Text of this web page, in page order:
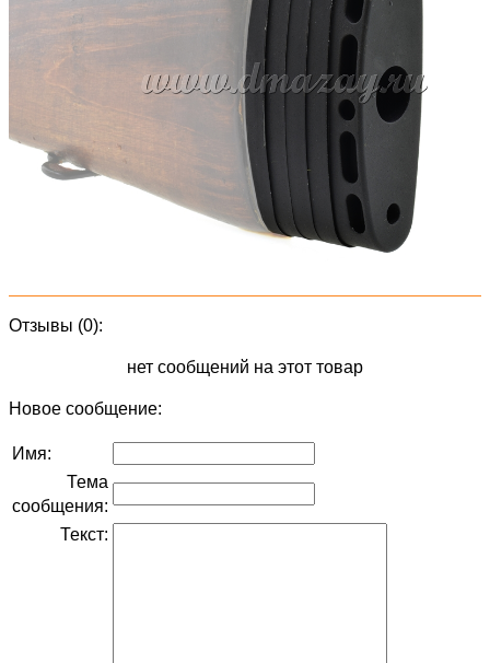
Отзывы (0):
нет сообщений на этот товар
Новое сообщение:
Имя:
Тема
сообщения:
Текст: